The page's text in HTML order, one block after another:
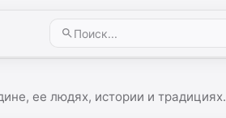
ее людях, истории и традициях.